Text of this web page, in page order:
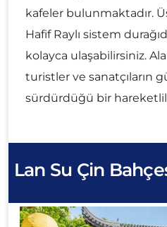
kafeler bulunmaktadır.
Hafif Raylı sistem
kolayca ulaşabilirsiniz.
turistler ve sanatçıların
sürdürdüğü bir
Lan Su Çin